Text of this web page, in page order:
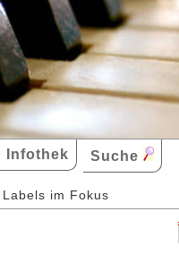
Infothek Suche
Labels im Fokus